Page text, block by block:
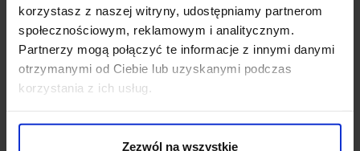
korzystasz z naszej witryny, udostępniamy partnerom
społecznościowym, reklamowym i analitycznym.
Partnerzy mogą połączyć te informacje z innymi danymi
otrzymanymi od Ciebie lub uzyskanymi podczas
korzystania z ich usług.
Zezwól na wszystkie